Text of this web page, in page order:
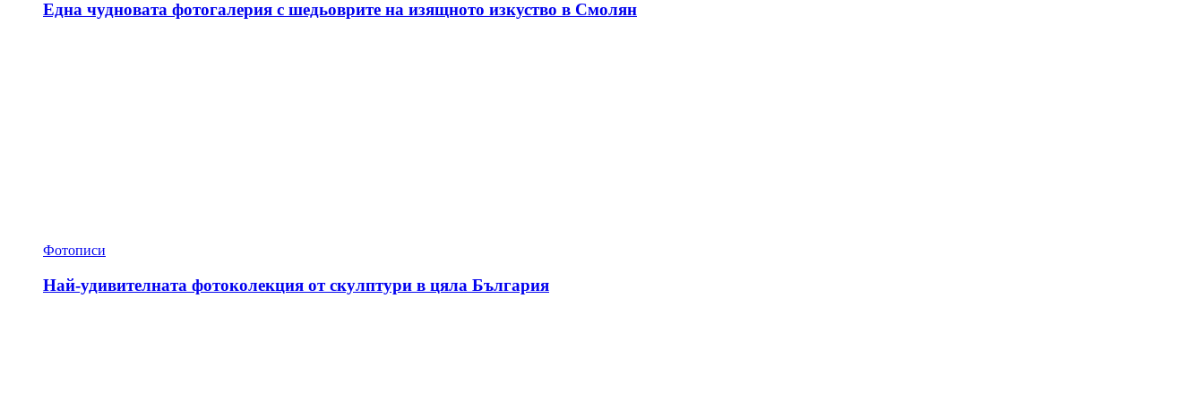
Една чудновата фотогалерия с шедьоврите на изящното изкуство в Смолян
Фотописи
Най-удивителната фотоколекция от скулптури в цяла България